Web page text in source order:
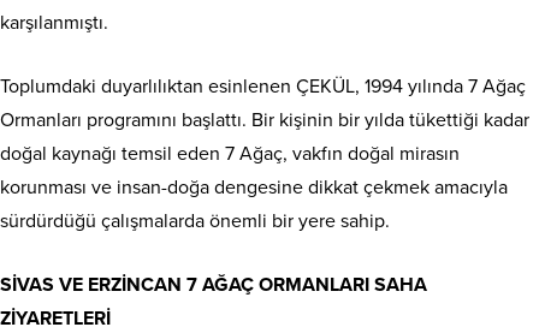
karşılanmıştı.
Toplumdaki duyarlılıktan esinlenen ÇEKÜL, 1994 yılında 7 Ağaç
Ormanları programını başlattı. Bir kişinin bir yılda tükettiği kadar
doğal kaynağı temsil eden 7 Ağaç, vakfın doğal mirasın
korunması ve insan-doğa dengesine dikkat çekmek amacıyla
sürdürdüğü çalışmalarda önemli bir yere sahip.
SİVAS VE ERZİNCAN 7 AĞAÇ ORMANLARI SAHA
ZİYARETLERİ